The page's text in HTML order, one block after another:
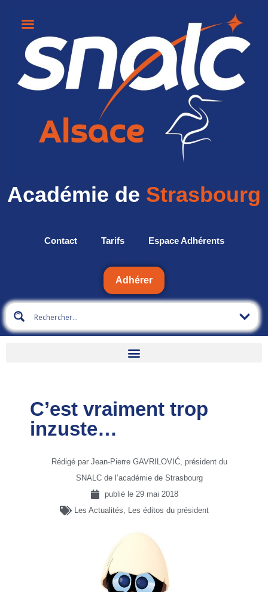
Académie de Strasbourg
Contact Tarifs Espace Adhérents
Adhérer
C’est vraiment trop
inzuste…
Rédigé par Jean-Pierre GAVRILOVIĆ, président du
SNALC de l’académie de Strasbourg
publié le 29 mai 2018
Les Actualités, Les éditos du président